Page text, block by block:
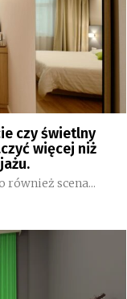
czy świetlny
więcej niż
również scena...